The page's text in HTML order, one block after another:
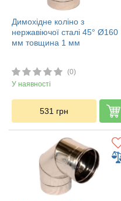
Димохідне коліно з
нержавіючої сталі 45° Ø160
мм товщина 1 мм
(0)
У наявності
531 грн